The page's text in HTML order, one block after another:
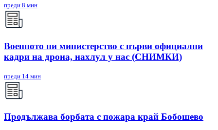
преди 8 мин
Военното ни министерство с първи официални
кадри на дрона, нахлул у нас (СНИМКИ)
преди 14 мин
Продължава борбата с пожара край Бобошево